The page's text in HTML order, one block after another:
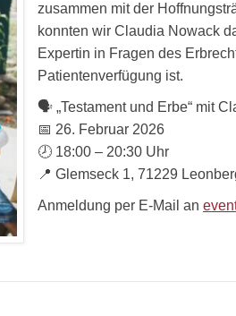
zusammen mit der
konnten wir Claudia Nowack
Expertin in Fragen des
Patientenverfügung ist.
🗣️ „Testament und Erbe“ mit
📅 26. Februar 2026
🕗 18:00 – 20:30 Uhr
📍 Glemseck 1, 71229
Anmeldung per E-Mail an